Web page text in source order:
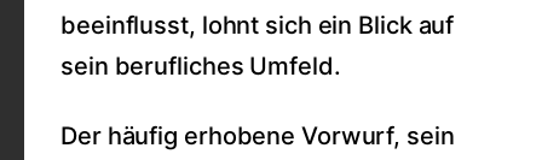
beeinflusst, lohnt sich ein Blick auf
sein berufliches Umfeld.
Der häufig erhobene Vorwurf, sein